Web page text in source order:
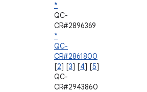
*
QC-
CR#2896369
*
QC-
CR#2861800
[2] [3] [4] [5]
QC-
CR#2943860